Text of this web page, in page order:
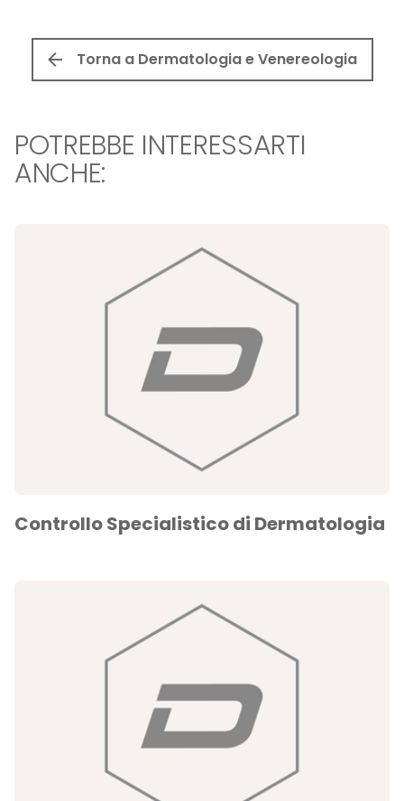
Torna a Dermatologia e Venereologia
POTREBBE INTERESSARTI
ANCHE:
Controllo Specialistico di Dermatologia